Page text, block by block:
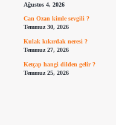
Ağustos 4, 2026
Can Ozan kimle sevgili ?
Temmuz 30, 2026
Kulak kıkırdak neresi ?
Temmuz 27, 2026
Ketçap hangi dilden gelir ?
Temmuz 25, 2026